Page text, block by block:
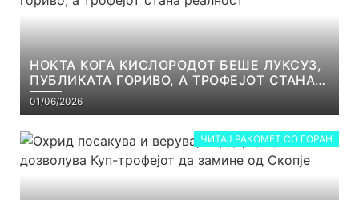
НОЌТА КОГА КИСЛОРОДОТ БЕШЕ ЛУКСУЗ,
ПУБЛИКАТА ГОРИВО, А ТРОФЕЈОТ СТАНА
РЕАЛНОСТ
01/06/2026
ЧИТАЈ РАКОМЕТ СО ГОРАН